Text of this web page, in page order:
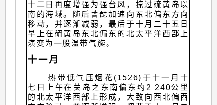
十二日再度增强为强台风，掠过硫黄岛以
南的海域。随后蔷琵加速向东北偏东方向
移动，并逐渐减弱，最后于十月二十五日
早上在硫黄岛东北偏东的北太平洋西部上
演变为一股温带气旋。
十一月
热带低气压烟花(1526)于十一月十
七日上午在关岛之东南偏东约2 240公里
的北太平洋西部上形成，大致向西北偏西